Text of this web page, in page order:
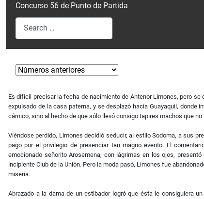
Concurso 56 de Punto de Partida
Search
Es difícil precisar la fecha de nacimiento de Antenor Limones, pero
expulsado de la casa paterna, y se desplazó hacia Guayaquil,
cárnico, sino al hecho de que sólo llevó consigo tapires machos que
Viéndose perdido, Limones decidió seducir, al estilo Sodoma, a sus
pago por el privilegio de presenciar tan magno evento. El
emocionado señorito Arosemena, con lágrimas en los ojos,
incipiente Club de la Unión. Pero la moda pasó, Limones fue
miseria.
Abrazado a la dama de un estibador logró que ésta le consiguiera